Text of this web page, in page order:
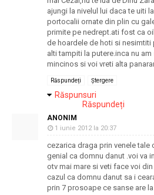
ajungi la nivelul lui daca te uiti
portocalii ornate din plin cu
primite pe nedrept.ati fost ca
de hoardele de hoti si
alti tampiti la putere.inca nu
mincinos si voi vreti alta
Răspundeți Ștergere
Răspunsuri
Răspundeți
ANONIM
1 iunie 2012 la 20:37
cezarica draga prin venele tale
genial ca domnu danut .voi va
otv mai mare si veti face voi
cazul ca domnu danut sa i
prin 7 prosoape ce sanse are la